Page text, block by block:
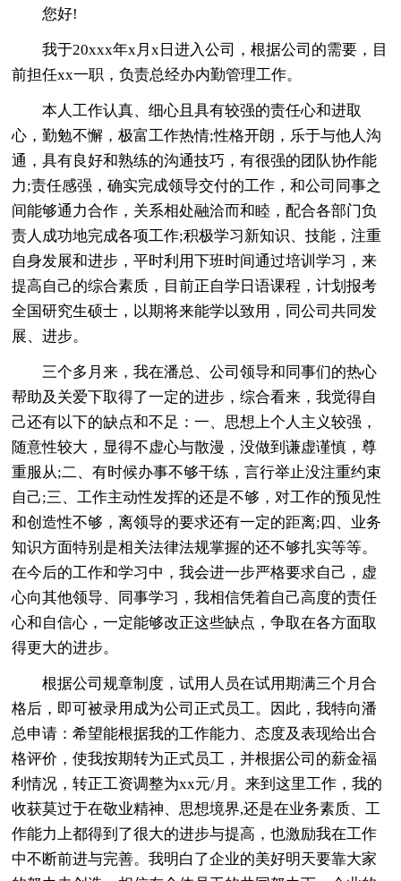
您好!
我于20xxx年x月x日进入公司，根据公司的需要，目
前担任xx一职，负责总经办内勤管理工作。
本人工作认真、细心且具有较强的责任心和进取
心，勤勉不懈，极富工作热情;性格开朗，乐于与他人沟
通，具有良好和熟练的沟通技巧，有很强的团队协作能
力;责任感强，确实完成领导交付的工作，和公司同事之
间能够通力合作，关系相处融洽而和睦，配合各部门负
责人成功地完成各项工作;积极学习新知识、技能，注重
自身发展和进步，平时利用下班时间通过培训学习，来
提高自己的综合素质，目前正自学日语课程，计划报考
全国研究生硕士，以期将来能学以致用，同公司共同发
展、进步。
三个多月来，我在潘总、公司领导和同事们的热心
帮助及关爱下取得了一定的进步，综合看来，我觉得自
己还有以下的缺点和不足：一、思想上个人主义较强，
随意性较大，显得不虚心与散漫，没做到谦虚谨慎，尊
重服从;二、有时候办事不够干练，言行举止没注重约束
自己;三、工作主动性发挥的还是不够，对工作的预见性
和创造性不够，离领导的要求还有一定的距离;四、业务
知识方面特别是相关法律法规掌握的还不够扎实等等。
在今后的工作和学习中，我会进一步严格要求自己，虚
心向其他领导、同事学习，我相信凭着自己高度的责任
心和自信心，一定能够改正这些缺点，争取在各方面取
得更大的进步。
根据公司规章制度，试用人员在试用期满三个月合
格后，即可被录用成为公司正式员工。因此，我特向潘
总申请：希望能根据我的工作能力、态度及表现给出合
格评价，使我按期转为正式员工，并根据公司的薪金福
利情况，转正工资调整为xx元/月。来到这里工作，我的
收获莫过于在敬业精神、思想境界,还是在业务素质、工
作能力上都得到了很大的进步与提高，也激励我在工作
中不断前进与完善。我明白了企业的美好明天要靠大家